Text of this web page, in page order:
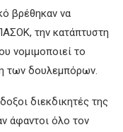
βρέθηκαν να
την κατάπτυστη
νομιμοποιεί το
των δουλεμπόρων.
διεκδικητές της
άφαντοι όλο τον